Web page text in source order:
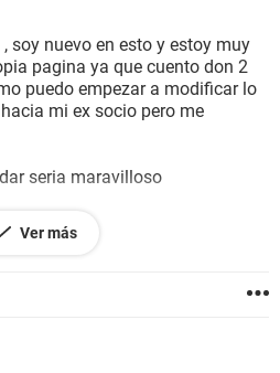
soy nuevo en esto y estoy muy
pagina ya que cuento don 2
puedo empezar a modificar lo
mi ex socio pero me
seria maravilloso
Ver más